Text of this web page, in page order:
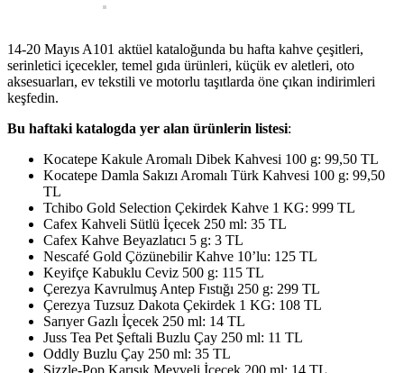
14-20 Mayıs A101 aktüel kataloğunda bu hafta kahve çeşitleri,
serinletici içecekler, temel gıda ürünleri, küçük ev aletleri, oto
aksesuarları, ev tekstili ve motorlu taşıtlarda öne çıkan indirimleri
keşfedin.
Bu haftaki katalogda yer alan ürünlerin listesi:
Kocatepe Kakule Aromalı Dibek Kahvesi 100 g: 99,50 TL
Kocatepe Damla Sakızı Aromalı Türk Kahvesi 100 g: 99,50
TL
Tchibo Gold Selection Çekirdek Kahve 1 KG: 999 TL
Cafex Kahveli Sütlü İçecek 250 ml: 35 TL
Cafex Kahve Beyazlatıcı 5 g: 3 TL
Nescafé Gold Çözünebilir Kahve 10’lu: 125 TL
Keyifçe Kabuklu Ceviz 500 g: 115 TL
Çerezya Kavrulmuş Antep Fıstığı 250 g: 299 TL
Çerezya Tuzsuz Dakota Çekirdek 1 KG: 108 TL
Sarıyer Gazlı İçecek 250 ml: 14 TL
Juss Tea Pet Şeftali Buzlu Çay 250 ml: 11 TL
Oddly Buzlu Çay 250 ml: 35 TL
Sizzle-Pop Karışık Meyveli İçecek 200 ml: 14 TL